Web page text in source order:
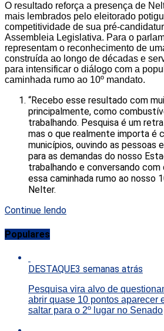
O resultado reforça a presença de
mais lembrados pelo eleitorado
competitividade de sua pré-
Assembleia Legislativa. Para o
representam o reconhecimento de
construída ao longo de décadas e
para intensificar o diálogo com a
caminhada rumo ao 10º mandato.
“Recebo esse resultado com
principalmente, como
trabalhando. Pesquisa é um
mas o que realmente importa é
municípios, ouvindo as pessoas
para as demandas do nosso
trabalhando e conversando
essa caminhada rumo ao nosso
Nelter.
Continue lendo
Populares
DESTAQUE3 semanas atrás
Pesquisa vira alvo de
abrir quase 10 pontos aparecer
saltar para o 2º lugar no Senado